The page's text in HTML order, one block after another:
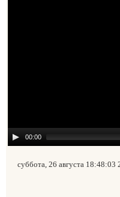
00:00
суббота, 26 августа 18:48:03